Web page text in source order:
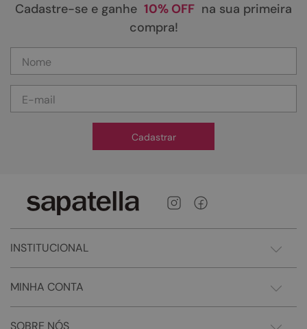
Cadastre-se e ganhe 10% OFF na sua primeira
compra!
Cadastrar
INSTITUCIONAL
MINHA CONTA
SOBRE NÓS